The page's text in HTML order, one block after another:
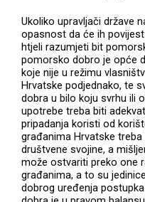
Ukoliko upravljači države
opasnost da će ih
htjeli razumjeti bit
pomorsko dobro je opće
koje nije u režimu
Hrvatske podjednako, te
dobra u bilo koju svrhu ili
upotrebe treba biti
pripadanja koristi od
građanima Hrvatske
društvene svojine, a
može ostvariti preko one
građanima, a to su
dobrog uređenja